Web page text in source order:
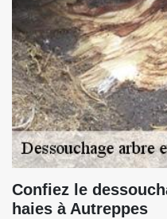
Confiez le
haies à Autreppes